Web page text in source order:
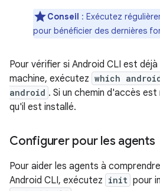
Conseil : Exécutez
pour bénéficier des dernières
Pour vérifier si Android CLI est
machine, exécutez which
android . Si un chemin d'accès
qu'il est installé.
Configurer pour les agents
Pour aider les agents à
Android CLI, exécutez init pour